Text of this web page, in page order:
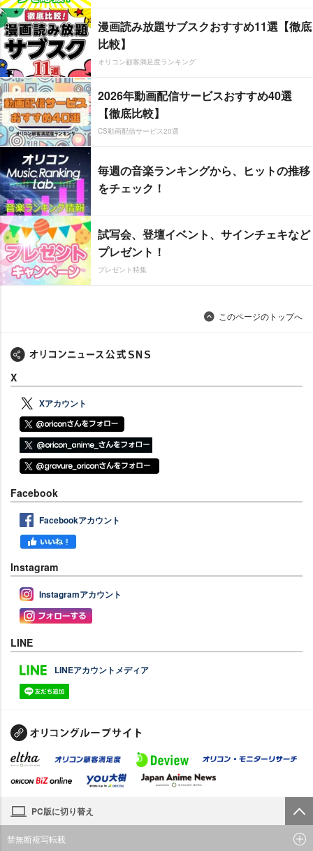
漫画読み放題サブスクおすすめ11選【徹底
比較】
オリコン顧客満足度ランキング
2026年動画配信サービスおすすめ40選
【徹底比較】
CS動画配信サービス20選
毎週の音楽ランキングから、ヒットの推移
をチェック！
試写会、登壇イベント、サインチェキなど
プレゼント！
プレゼント特集
このページのトップへ
X
Xアカウント
Facebook
Facebookアカウント
Instagram
Instagramアカウント
LINE
LINEアカウントメディア
PC版に切り替え
禁無断複写転載